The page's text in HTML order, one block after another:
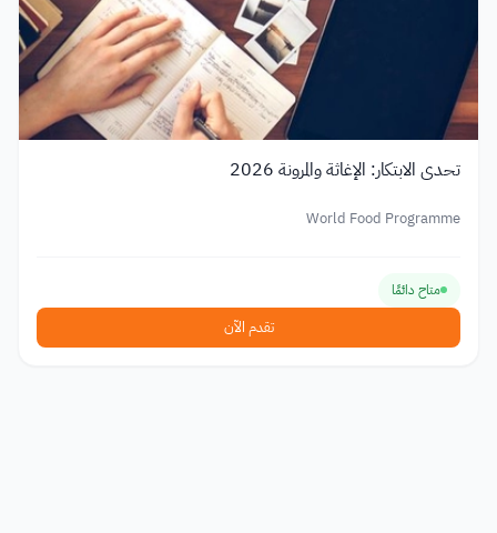
تحدي الابتكار: الإغاثة والمرونة 2026
World Food Programme
متاح دائمًا
تقدم الآن